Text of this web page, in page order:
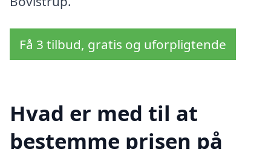
Få 3 tilbud, gratis og uforpligtende
Hvad er med til at
bestemme prisen på